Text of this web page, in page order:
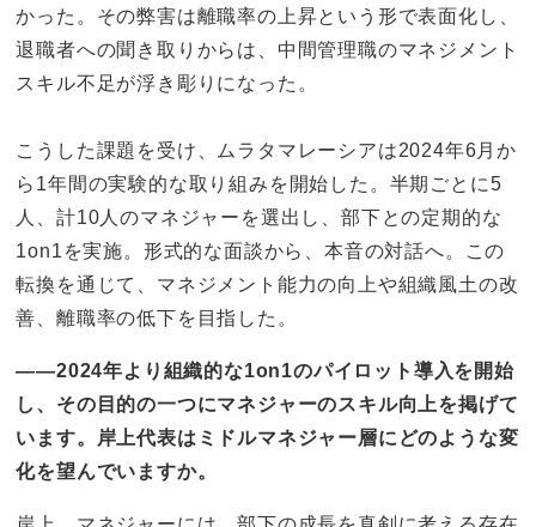
かった。その弊害は離職率の上昇という形で表面化し、
退職者への聞き取りからは、中間管理職のマネジメント
スキル不足が浮き彫りになった。
こうした課題を受け、ムラタマレーシアは2024年6月か
ら1年間の実験的な取り組みを開始した。半期ごとに5
人、計10人のマネジャーを選出し、部下との定期的な
1on1を実施。形式的な面談から、本音の対話へ。この
転換を通じて、マネジメント能力の向上や組織風土の改
善、離職率の低下を目指した。
——2024年より組織的な1on1のパイロット導入を開始
し、その目的の一つにマネジャーのスキル向上を掲げて
います。岸上代表はミドルマネジャー層にどのような変
化を望んでいますか。